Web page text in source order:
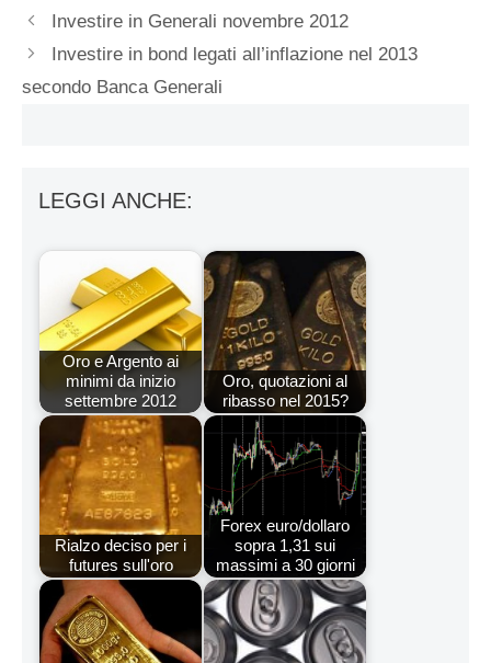
Investire in Generali novembre 2012
Investire in bond legati all’inflazione nel 2013
secondo Banca Generali
LEGGI ANCHE:
Oro e Argento ai
minimi da inizio
settembre 2012
Oro, quotazioni al
ribasso nel 2015?
Rialzo deciso per i
futures sull'oro
Forex euro/dollaro
sopra 1,31 sui
massimi a 30 giorni